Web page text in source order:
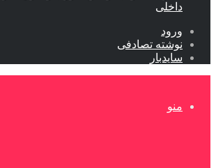
داخلی
ورود
نوشته تصادفی
سایدبار
منو